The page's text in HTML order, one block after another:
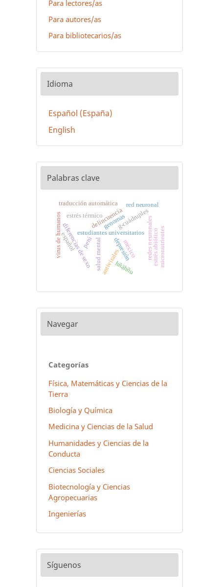
Para lectores/as
Para autores/as
Para bibliotecarios/as
Idioma
Español (España)
English
Palabras clave
depresión
estudiantes universitarios
diferencias de sexosalud mental
g-cuádruples
virus de humanos genomas
antivirales
delincuencia
perú
traducción automática
hñähñu
español redes neuronales
red neuronal
méxico estrés abióticomicronutrientes
estrés térmico
Navegar
Categorías
Física, Matemáticas y Ciencias de la
Tierra
Biología y Química
Medicina y Ciencias de la Salud
Humanidades y Ciencias de la
Conducta
Ciencias Sociales
Biotecnología y Ciencias
Agropecuarias
Ingenierías
Síguenos